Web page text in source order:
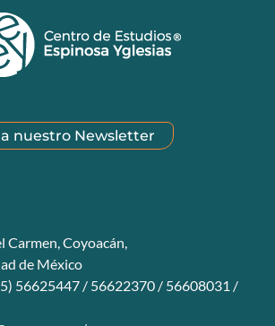
nuestro Newsletter
Carmen, Coyoacán,
de México
56625447 / 56622370 / 56608031 /